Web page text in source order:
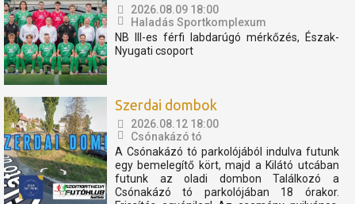
2026.08.09 18:00
Haladás Sportkomplexum
NB III-es férfi labdarúgó mérkőzés, Észak-
Nyugati csoport
Szerdai dombok
2026.08.12 18:00
Csónakázó tó
A Csónakázó tó parkolójából indulva futunk
egy bemelegítő kört, majd a Kilátó utcában
futunk az oladi dombon Találkozó a
Csónakázó tó parkolójában 18 órakor.